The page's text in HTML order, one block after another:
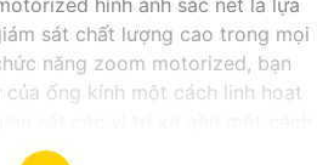
sát chất lượng cao trong mọi
năng zoom motorized, bạn
ống kính một cách linh hoạt
ảnh từ camera này sắc nét và